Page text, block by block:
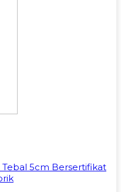
5cm Bersertifikat